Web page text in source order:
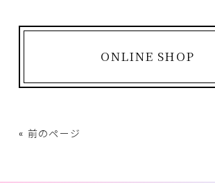
ONLINE SHOP
« 前のページ